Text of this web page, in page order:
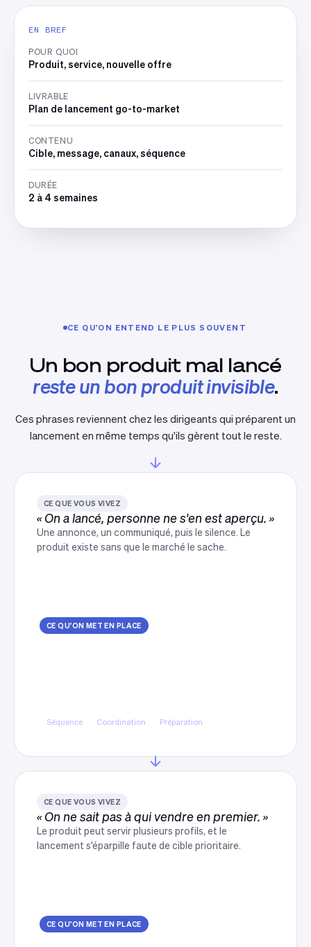
EN BREF
POUR QUOI
Produit, service, nouvelle offre
LIVRABLE
Plan de lancement go-to-market
CONTENU
Cible, message, canaux, séquence
DURÉE
2 à 4 semaines
CE QU'ON ENTEND LE PLUS SOUVENT
Un bon produit mal lancé
reste un bon produit invisible.
Ces phrases reviennent chez les dirigeants qui préparent un
lancement en même temps qu'ils gèrent tout le reste.
CE QUE VOUS VIVEZ
« On a lancé, personne ne s'en est aperçu. »
Une annonce, un communiqué, puis le silence. Le
produit existe sans que le marché le sache.
CE QU'ON MET EN PLACE
Séquence Coordination Préparation
CE QUE VOUS VIVEZ
« On ne sait pas à qui vendre en premier. »
Le produit peut servir plusieurs profils, et le
lancement s'éparpille faute de cible prioritaire.
CE QU'ON MET EN PLACE